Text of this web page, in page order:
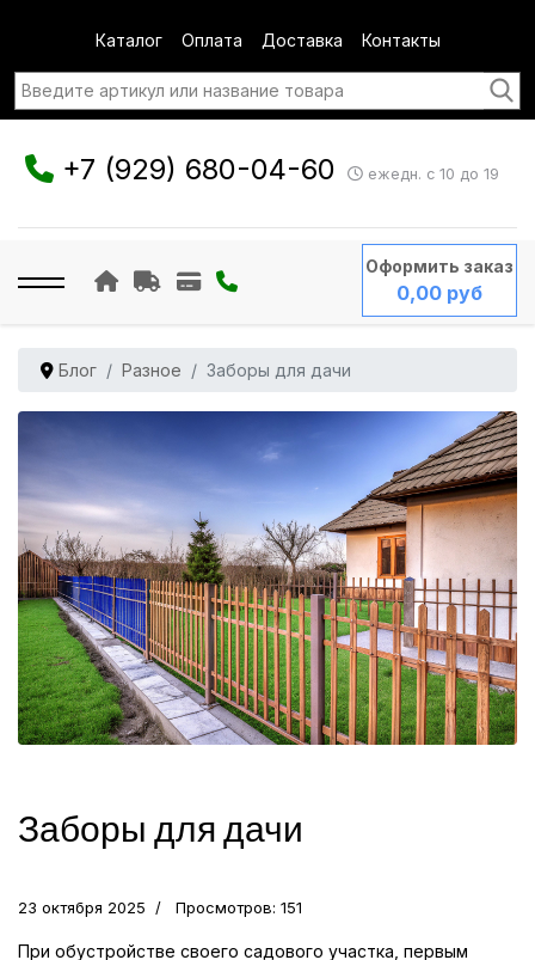
Каталог Оплата Доставка Контакты
+7 (929) 680-04-60 ежедн. с 10 до 19
Оформить заказ
0,00 руб
Блог Разное Заборы для дачи
Заборы для дачи
23 октября 2025 Просмотров: 151
При обустройстве своего садового участка, первым